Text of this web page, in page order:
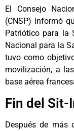
El Consejo
(CNSP) informó
Patriótico para la
Nacional para la
tuvo como
movilización, a
base aérea
Fin del Sit-
Después de más